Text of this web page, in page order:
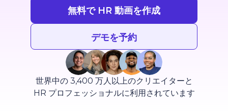
無料で HR 動画を作成
デモを予約
世界中の 3,400 万人以上のクリエイターと
HR プロフェッショナルに利用されています